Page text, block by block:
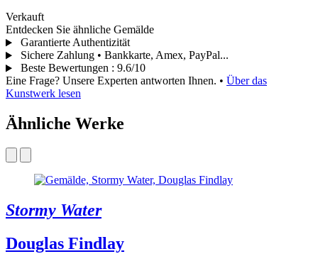
Verkauft
Entdecken Sie ähnliche Gemälde
Garantierte Authentizität
Sichere Zahlung • Bankkarte, Amex, PayPal...
Beste Bewertungen : 9.6/10
Eine Frage? Unsere Experten antworten Ihnen. • Über das
Kunstwerk lesen
Ähnliche Werke
Stormy Water
Douglas Findlay